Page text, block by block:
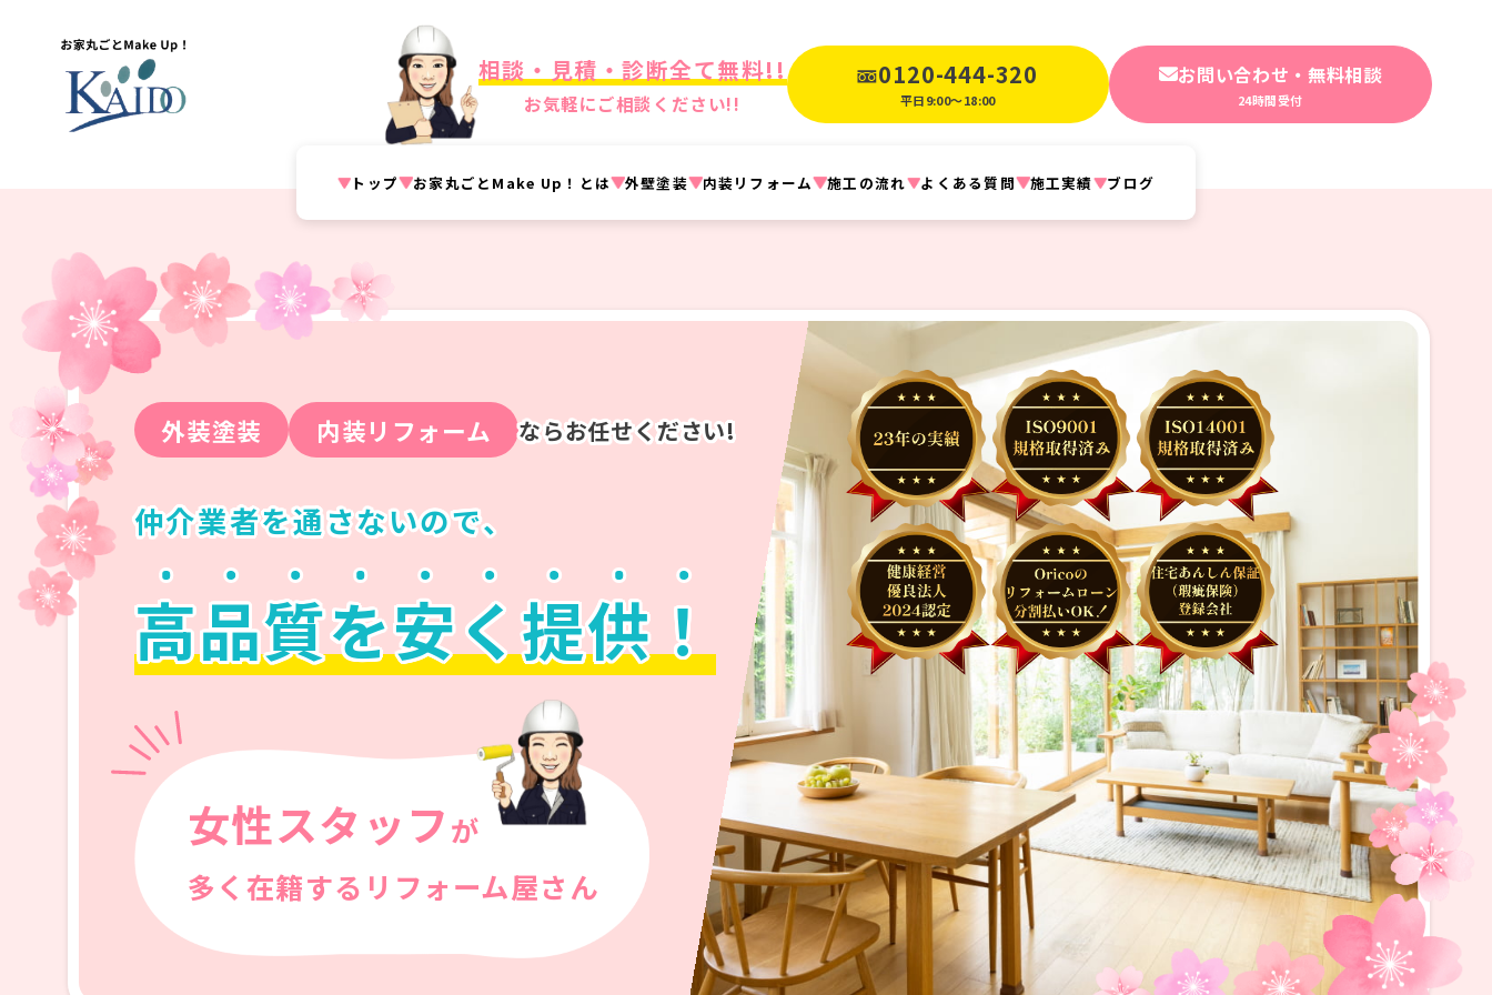
相談・見積・診断全て無料!!
お気軽にご相談ください!!
0120-444-320
平日9:00〜18:00
お問い合わせ・無料相談
24時間受付
トップ お家丸ごとMake Up！とは 外壁塗装 内装リフォーム 施工の流れ よくある質問 施工実績 ブログ
外装塗装 内装リフォーム ならお任せください!
仲介業者を通さないので、
高品質を安く提供 ！
女性スタッフが
多く在籍するリフォーム屋さん